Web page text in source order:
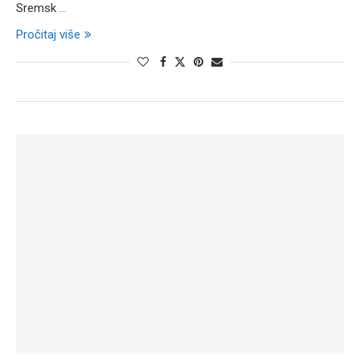
Sremsk ...
Pročitaj više